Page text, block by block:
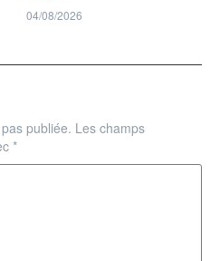
04/08/2026
publiée. Les champs
*